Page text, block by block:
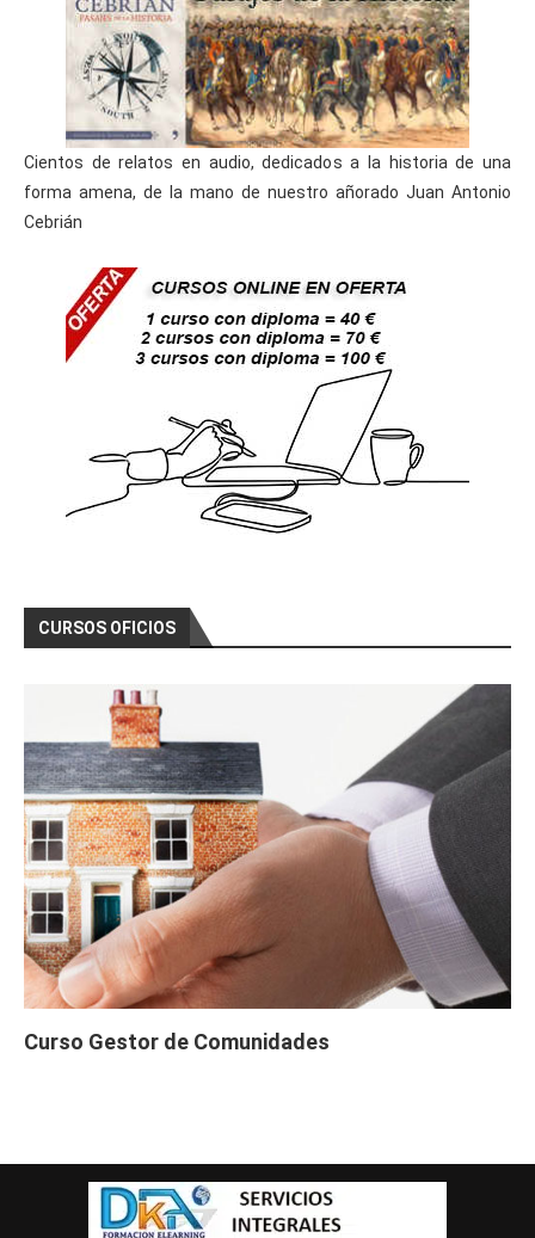
Cientos de relatos en audio, dedicados a la historia de una
forma amena, de la mano de nuestro añorado Juan Antonio
Cebrián
CURSOS OFICIOS
Curso Gestor de Comunidades